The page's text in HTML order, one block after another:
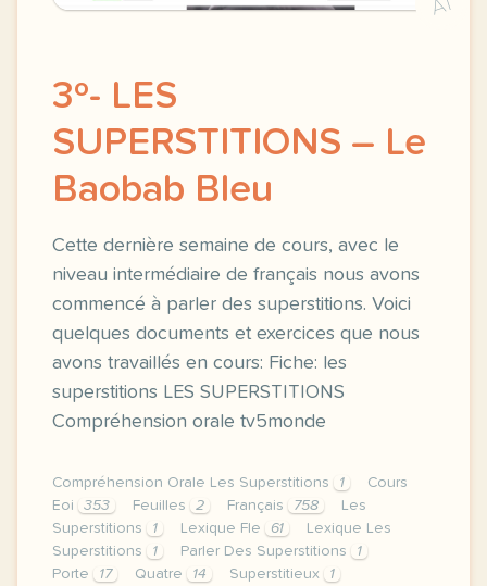
3º- LES
SUPERSTITIONS – Le
Baobab Bleu
Cette dernière semaine de cours, avec le
niveau intermédiaire de français nous avons
commencé à parler des superstitions. Voici
quelques documents et exercices que nous
avons travaillés en cours: Fiche: les
superstitions LES SUPERSTITIONS
Compréhension orale tv5monde
Compréhension Orale Les Superstitions 1
Cours
Eoi
353 Feuilles 2 Français 758
Les
Superstitions
1 Lexique Fle 61
Lexique Les
Superstitions
1 Parler Des Superstitions
1
Porte
17 Quatre 14 Superstitieux
1